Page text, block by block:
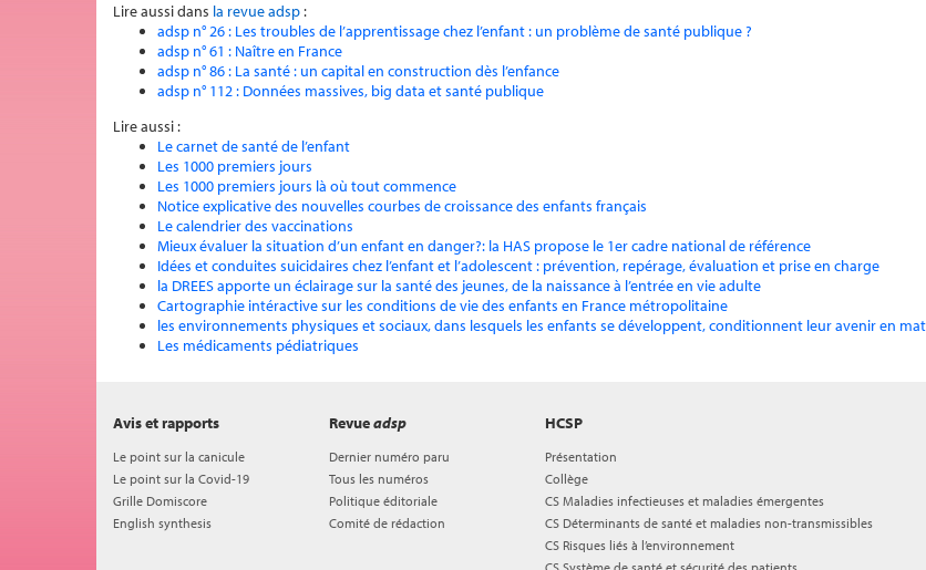
Lire aussi dans la revue adsp:
adsp n° 26 : Les troubles de l’apprentissage chez l’enfant : un problème de santé publique ?
adsp n° 61 : Naître en France
adsp n° 86 : La santé : un capital en construction dès l’enfance
adsp n° 112 : Données massives, big data et santé publique
Lire aussi :
Le carnet de santé de l’enfant
Les 1000 premiers jours
Les 1000 premiers jours là où tout commence
Notice explicative des nouvelles courbes de croissance des enfants français
Le calendrier des vaccinations
Mieux évaluer la situation d’un enfant en danger?: la HAS propose le 1er cadre national de référence
Idées et conduites suicidaires chez l’enfant et l’adolescent : prévention, repérage, évaluation et prise en charge
la DREES apporte un éclairage sur la santé des jeunes, de la naissance à l’entrée en vie adulte
Cartographie intéractive sur les conditions de vie des enfants en France métropolitaine
les environnements physiques et sociaux, dans lesquels les enfants se développent, conditionnent leur avenir en
Les médicaments pédiatriques
HCSP
Présentation
Collège
CS Maladies infectieuses et maladies émergentes
CS Déterminants de santé et maladies non-transmissibles
CS Risques liés à l’environnement
Avis et rapports
Le point sur la canicule
Le point sur la Covid-19
Grille Domiscore
English synthesis
Revueadsp
Dernier numéro paru
Tous les numéros
Politique éditoriale
Comité de rédaction